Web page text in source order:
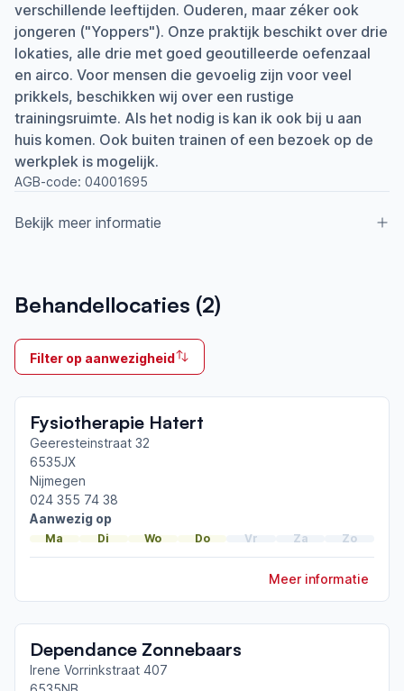
verschillende leeftijden. Ouderen, maar zéker ook
jongeren ("Yoppers"). Onze praktijk beschikt over drie
lokaties, alle drie met goed geoutilleerde oefenzaal
en airco. Voor mensen die gevoelig zijn voor veel
prikkels, beschikken wij over een rustige
trainingsruimte. Als het nodig is kan ik ook bij u aan
huis komen. Ook buiten trainen of een bezoek op de
werkplek is mogelijk.
AGB-code: 04001695
Bekijk meer informatie
2004
Ik behandel
Op locatie & Thuis
netwerk
Nijmegen
Afgeronde ParkinsonNet-scholingen
E-learning ataxie
ParkinsonNet congres 2026
ParkinsonNet congres 2024
Behandellocaties (2)
Filter op aanwezigheid
Fysiotherapie Hatert
Geeresteinstraat 32
6535JX
Nijmegen
024 355 74 38
Aanwezig op
Ma Di Wo Do Vr Za Zo
Meer informatie
Dependance Zonnebaars
Irene Vorrinkstraat 407